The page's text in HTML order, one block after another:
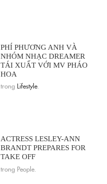
PHÍ PHƯƠNG ANH VÀ
NHÓM NHẠC DREAMER
TÁI XUẤT VỚI MV PHÁO
HOA
trong Lifestyle
ACTRESS LESLEY-ANN
BRANDT PREPARES FOR
TAKE OFF
trong People.